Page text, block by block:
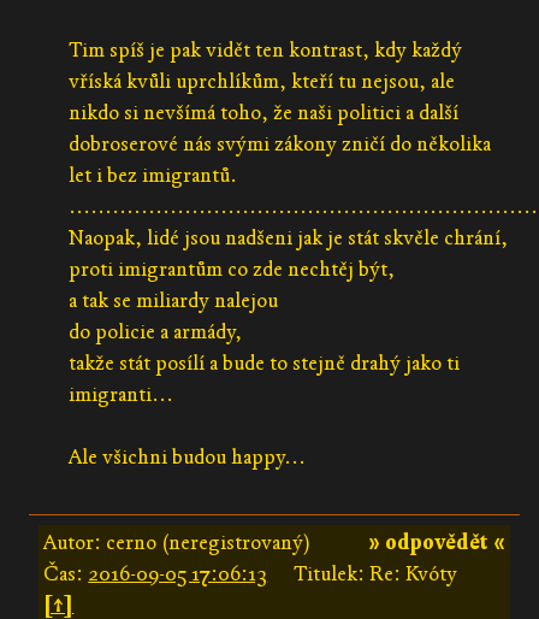
Tim spíš je pak vidět ten kontrast, kdy každý
vříská kvůli uprchlíkům, kteří tu nejsou, ale
nikdo si nevšímá toho, že naši politici a další
dobroserové nás svými zákony zničí do několika
let i bez imigrantů.
Naopak, lidé jsou nadšeni jak je stát skvěle chrání,
proti imigrantům co zde nechtěj být,
a tak se miliardy nalejou
do policie a armády,
takže stát posílí a bude to stejně drahý jako ti
imigranti...
Ale všichni budou happy...
» odpovědět «
Autor: cerno (neregistrovaný)
Čas: 2016-09-05 17:06:13
Titulek: Re: Kvóty
[↑]